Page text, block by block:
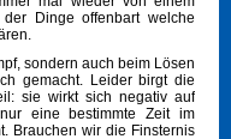
Dinge offenbart welche
sondern auch beim Lösen
gemacht. Leider birgt die
sie wirkt sich negativ auf
eine bestimmte Zeit im
Brauchen wir die Finsternis